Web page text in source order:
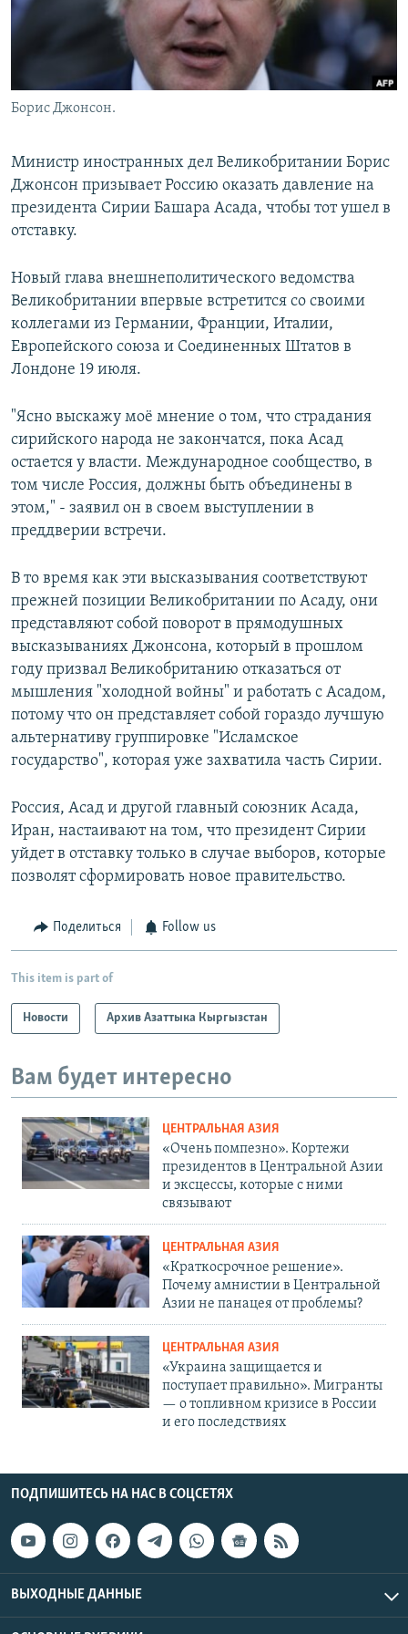
Борис Джонсон.
Министр иностранных дел Великобритании Борис
Джонсон призывает Россию оказать давление на
президента Сирии Башара Асада, чтобы тот ушел в
отставку.
Новый глава внешнеполитического ведомства
Великобритании впервые встретится со своими
коллегами из Германии, Франции, Италии,
Европейского союза и Соединенных Штатов в
Лондоне 19 июля.
"Ясно выскажу моё мнение о том, что страдания
сирийского народа не закончатся, пока Асад
остается у власти. Международное сообщество, в
том числе Россия, должны быть объединены в
этом," - заявил он в своем выступлении в
преддверии встречи.
В то время как эти высказывания соответствуют
прежней позиции Великобритании по Асаду, они
представляют собой поворот в прямодушных
высказываниях Джонсона, который в прошлом
году призвал Великобританию отказаться от
мышления "холодной войны" и работать с Асадом,
потому что он представляет собой гораздо лучшую
альтернативу группировке "Исламское
государство", которая уже захватила часть Сирии.
Россия, Асад и другой главный союзник Асада,
Иран, настаивают на том, что президент Сирии
уйдет в отставку только в случае выборов, которые
позволят сформировать новое правительство.
Поделиться Follow us
This item is part of
Новости Архив Азаттыка Кыргызстан
Вам будет интересно
ЦЕНТРАЛЬНАЯ АЗИЯ
«Очень помпезно». Кортежи
президентов в Центральной Азии
и эксцессы, которые с ними
связывают
ЦЕНТРАЛЬНАЯ АЗИЯ
«Краткосрочное решение».
Почему амнистии в Центральной
Азии не панацея от проблемы?
ЦЕНТРАЛЬНАЯ АЗИЯ
«Украина защищается и
поступает правильно». Мигранты
— о топливном кризисе в России
и его последствиях
ПОДПИШИТЕСЬ НА НАС В СОЦСЕТЯХ
ВЫХОДНЫЕ ДАННЫЕ